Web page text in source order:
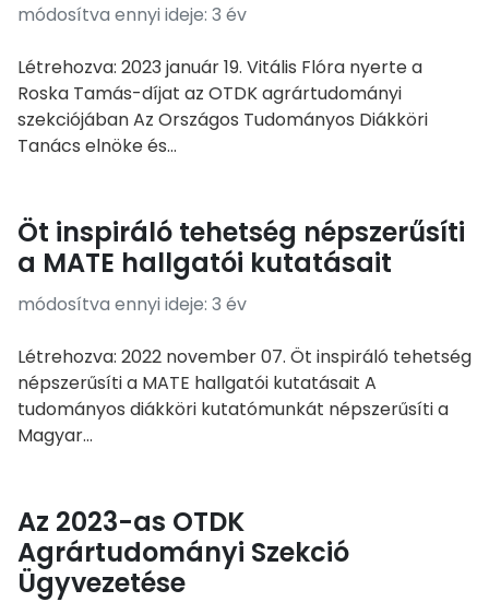
módosítva ennyi ideje: 3 év
Létrehozva: 2023 január 19. Vitális Flóra nyerte a
Roska Tamás-díjat az OTDK agrártudományi
szekciójában Az Országos Tudományos Diákköri
Tanács elnöke és...
Öt inspiráló tehetség népszerűsíti
a MATE hallgatói kutatásait
módosítva ennyi ideje: 3 év
Létrehozva: 2022 november 07. Öt inspiráló tehetség
népszerűsíti a MATE hallgatói kutatásait A
tudományos diákköri kutatómunkát népszerűsíti a
Magyar...
Az 2023-as OTDK
Agrártudományi Szekció
Ügyvezetése